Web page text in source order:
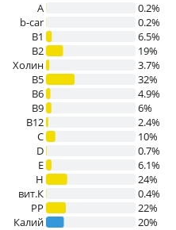
A
0.2%
b-car
0.2%
В1
6.5%
B2
19%
Холин
3.7%
B5
32%
B6
4.9%
B9
6%
B12
2.4%
C
10%
D
0.7%
E
6.1%
H
24%
вит.К
0.4%
PP
22%
Калий
20%